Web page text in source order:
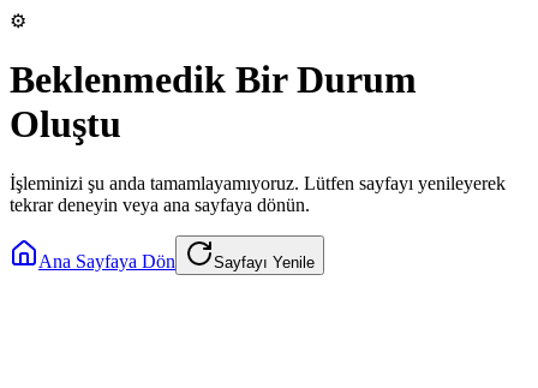
⚙️
Beklenmedik Bir Durum
Oluştu
İşleminizi şu anda tamamlayamıyoruz. Lütfen sayfayı yenileyerek
tekrar deneyin veya ana sayfaya dönün.
Ana Sayfaya Dön Sayfayı Yenile